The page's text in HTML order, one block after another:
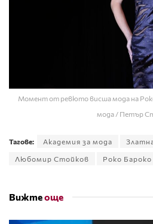
Момент от ревюто висша мода на
мода / Петър
Тагове: Академия за мода
Любомир Стойков Роко Бароко
Вижтеоще